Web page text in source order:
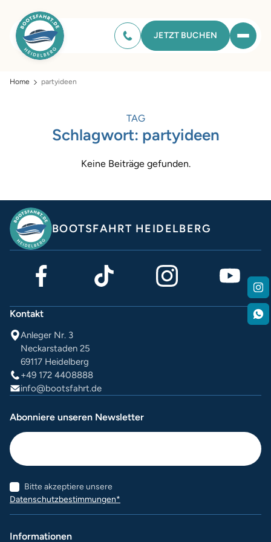
JETZT BUCHEN
Home partyideen
TAG
Schlagwort: partyideen
Keine Beiträge gefunden.
BOOTSFAHRT HEIDELBERG
Kontakt
Anleger Nr. 3
Neckarstaden 25
69117 Heidelberg
+49 172 4408888
info@bootsfahrt.de
Abonniere unseren Newsletter
Bitte akzeptiere unsere
Datenschutzbestimmungen*
Informationen